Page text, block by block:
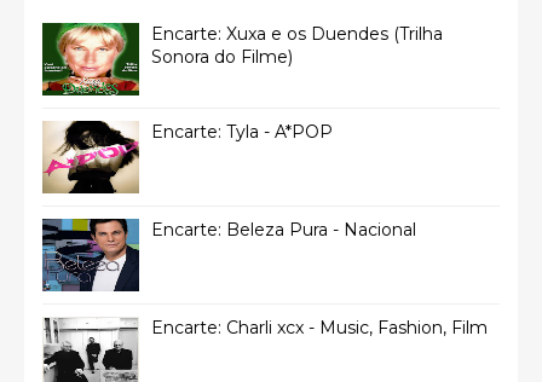
Encarte: Xuxa e os Duendes (Trilha
Sonora do Filme)
Encarte: Tyla - A*POP
Encarte: Beleza Pura - Nacional
Encarte: Charli xcx - Music, Fashion, Film